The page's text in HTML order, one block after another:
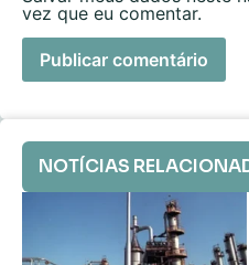
vez que eu comentar.
NOTÍCIAS